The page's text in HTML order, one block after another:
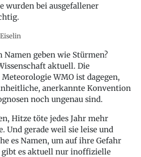
wurden bei ausgefallener
geben wie Stürmen?
aktuell. Die
WMO ist dagegen,
anerkannte Konvention
noch ungenau sind.
Hitze töte jedes Jahr mehr
Und gerade weil sie leise und
es Namen, um auf ihre Gefahr
gibt es aktuell nur inoffizielle